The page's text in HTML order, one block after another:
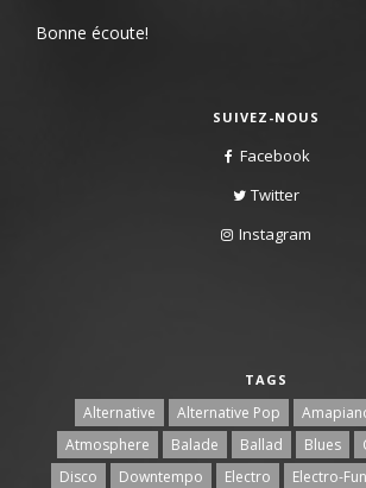
Bonne écoute!
SUIVEZ-NOUS
Facebook
Twitter
Instagram
TAGS
Alternative Alternative Pop
Atmosphere
Balade Ballad Blues
Disco
Downtempo Electro Electro-